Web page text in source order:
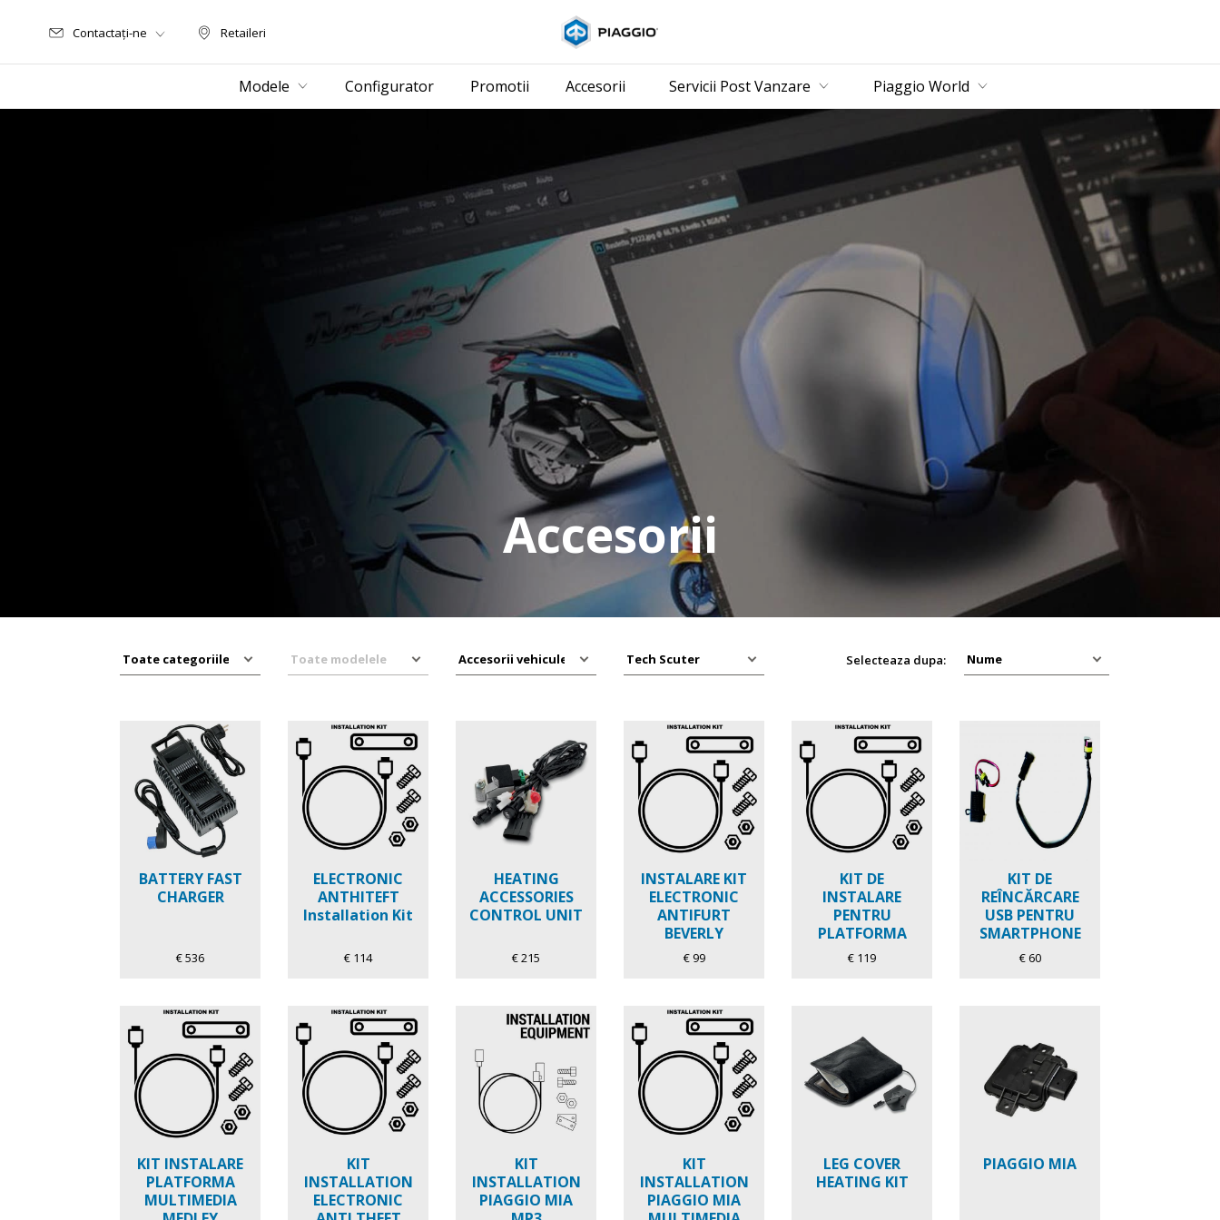
Retaileri
Retaileri
Contactați-ne
Modele Configurator Promotii Accesorii Servicii Post Vanzare Piaggio World
Accesorii
Selecteaza dupa:
BATTERY FAST
CHARGER
€ 536
ELECTRONIC
ANTHITEFT
Installation Kit
€ 114
HEATING
ACCESSORIES
CONTROL UNIT
€ 215
INSTALARE KIT
ELECTRONIC
ANTIFURT
BEVERLY
€ 99
KIT DE
INSTALARE
PENTRU
PLATFORMA
MULTIMEDIA
€ 119
KIT DE
REÎNCĂRCARE
USB PENTRU
SMARTPHONE
€ 60
KIT INSTALARE
PLATFORMA
MULTIMEDIA
KIT
INSTALLATION
ELECTRONIC
KIT
INSTALLATION
PIAGGIO MIA
KIT
INSTALLATION
PIAGGIO MIA
LEG COVER
HEATING KIT
PIAGGIO MIA